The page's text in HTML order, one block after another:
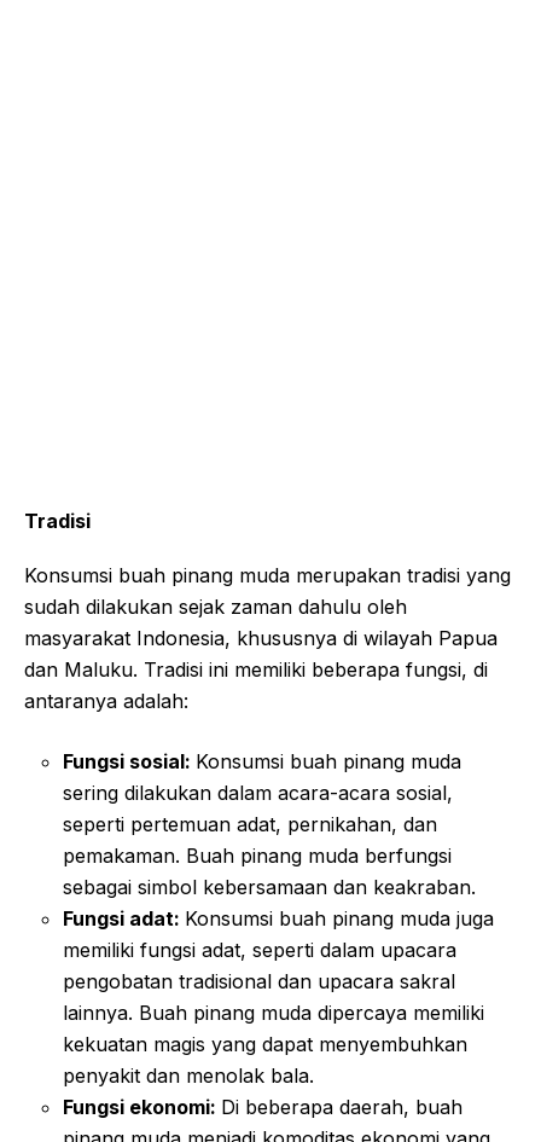
Tradisi
Konsumsi buah pinang muda merupakan tradisi yang
sudah dilakukan sejak zaman dahulu oleh
masyarakat Indonesia, khususnya di wilayah Papua
dan Maluku. Tradisi ini memiliki beberapa fungsi, di
antaranya adalah:
Fungsi sosial: Konsumsi buah pinang muda
sering dilakukan dalam acara-acara sosial,
seperti pertemuan adat, pernikahan, dan
pemakaman. Buah pinang muda berfungsi
sebagai simbol kebersamaan dan keakraban.
Fungsi adat: Konsumsi buah pinang muda juga
memiliki fungsi adat, seperti dalam upacara
pengobatan tradisional dan upacara sakral
lainnya. Buah pinang muda dipercaya memiliki
kekuatan magis yang dapat menyembuhkan
penyakit dan menolak bala.
Fungsi ekonomi: Di beberapa daerah, buah